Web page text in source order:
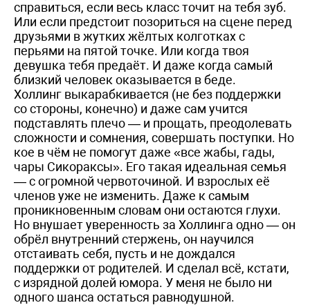
справиться, если весь класс точит на тебя зуб.
Или если предстоит позориться на сцене перед
друзьями в жутких жёлтых колготках с
перьями на пятой точке. Или когда твоя
девушка тебя предаёт. И даже когда самый
близкий человек оказывается в беде.
Холлинг выкарабкивается (не без поддержки
со стороны, конечно) и даже сам учится
подставлять плечо — и прощать, преодолевать
сложности и сомнения, совершать поступки. Но
кое в чём не помогут даже «все жабы, гады,
чары Сикораксы». Его такая идеальная семья
— с огромной червоточиной. И взрослых её
членов уже не изменить. Даже к самым
проникновенным словам они остаются глухи.
Но внушает уверенность за Холлинга одно — он
обрёл внутренний стержень, он научился
отстаивать себя, пусть и не дождался
поддержки от родителей. И сделал всё, кстати,
с изрядной долей юмора. У меня не было ни
одного шанса остаться равнодушной.